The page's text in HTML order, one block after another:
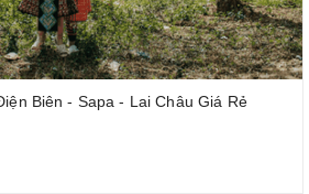
Biên - Sapa - Lai Châu Giá Rẻ